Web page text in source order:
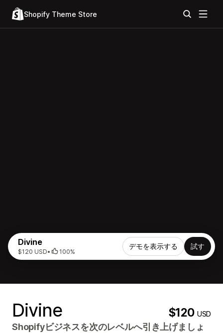
Shopify Theme Store
Divine
$120 USD• 100%
デモを表示する 試す
Divine $120USD
Shopifyビジネスを次のレベルへ引き上げましょ